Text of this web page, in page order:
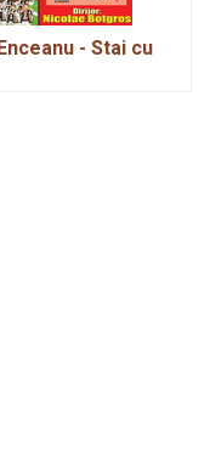
- Stai cu